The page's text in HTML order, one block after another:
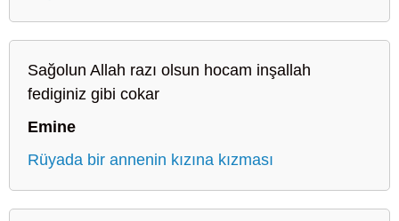
Sağolun Allah razı olsun hocam inşallah
fediginiz gibi cokar
Emine
Rüyada bir annenin kızına kızması